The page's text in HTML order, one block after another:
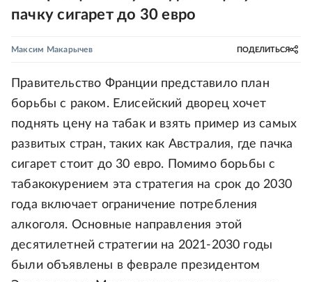
пачку сигарет до 30 евро
Максим Макарычев ПОДЕЛИТЬСЯ
Правительство Франции представило план
борьбы с раком. Елисейский дворец хочет
поднять цену на табак и взять пример из самых
развитых стран, таких как Австралия, где пачка
сигарет стоит до 30 евро. Помимо борьбы с
табакокурением эта стратегия на срок до 2030
года включает ограничение потребления
алкоголя. Основные направления этой
десятилетней стратегии на 2021-2030 годы
были объявлены в феврале президентом